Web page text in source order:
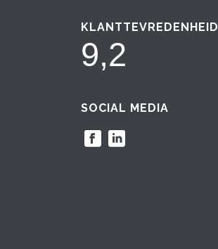
KLANTTEVREDENHEID
9,2
SOCIAL MEDIA